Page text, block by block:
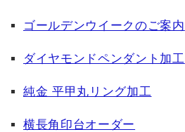
ゴールデンウイークのご案内
ダイヤモンドペンダント加工
純金 平甲丸リング加工
横長角印台オーダー